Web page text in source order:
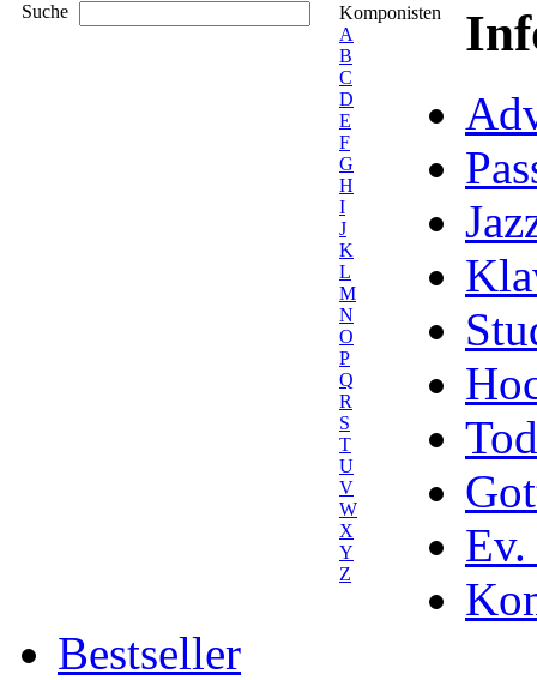
Suche
Komponisten
A
B
C
D
E
F
G
H
I
J
K
L
M
N
O
P
Q
R
S
T
U
V
W
X
Y
Z
Ev.
Bestseller